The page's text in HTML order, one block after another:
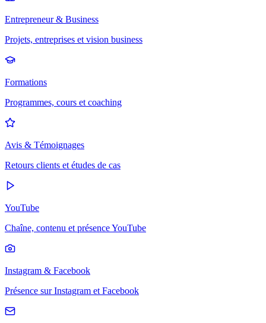
Entrepreneur & Business
Projets, entreprises et vision business
Formations
Programmes, cours et coaching
Avis & Témoignages
Retours clients et études de cas
YouTube
Chaîne, contenu et présence YouTube
Instagram & Facebook
Présence sur Instagram et Facebook